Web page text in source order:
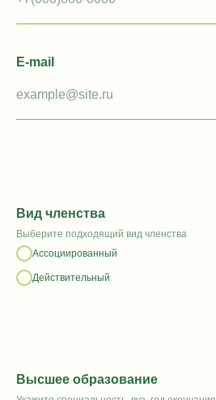
E-mail
Вид членства
Выберите подходящий вид членства
Ассоциированный
Действительный
Высшее образование